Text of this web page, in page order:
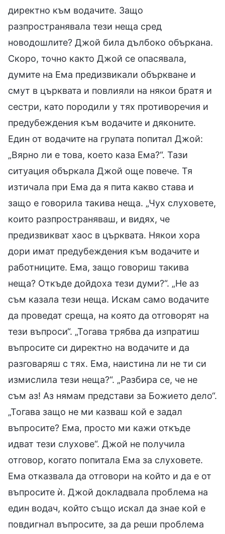
директно към водачите. Защо
разпространявала тези неща сред
новодошлите? Джой била дълбоко объркана.
Скоро, точно както Джой се опасявала,
думите на Ема предизвикали объркване и
смут в църквата и повлияли на някои братя и
сестри, като породили у тях противоречия и
предубеждения към водачите и дяконите.
Един от водачите на групата попитал Джой:
„Вярно ли е това, което каза Ема?“. Тази
ситуация объркала Джой още повече. Тя
изтичала при Ема да я пита какво става и
защо е говорила такива неща. „Чух слуховете,
които разпространяваш, и видях, че
предизвикват хаос в църквата. Някои хора
дори имат предубеждения към водачите и
работниците. Ема, защо говориш такива
неща? Откъде дойдоха тези думи?“. „Не аз
съм казала тези неща. Искам само водачите
да проведат среща, на която да отговорят на
тези въпроси“. „Тогава трябва да изпратиш
въпросите си директно на водачите и да
разговаряш с тях. Ема, наистина ли не ти си
измислила тези неща?“. „Разбира се, че не
съм аз! Аз нямам представи за Божието дело“.
„Тогава защо не ми казваш кой е задал
въпросите? Ема, просто ми кажи откъде
идват тези слухове“. Джой не получила
отговор, когато попитала Ема за слуховете.
Ема отказвала да отговори на който и да е от
въпросите ѝ. Джой докладвала проблема на
един водач, който също искал да знае кой е
повдигнал въпросите, за да реши проблема